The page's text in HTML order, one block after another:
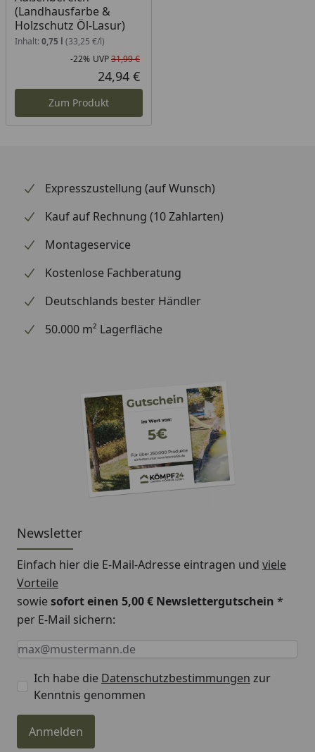
(Landhausfarbe &
Holzschutz Öl-Lasur)
Inhalt: 0,75 l (33,25 €/l)
Rabatt in Prozent
-22%
Ursprünglicher Preis
UVP31,99 €
Aktueller Preis
24,94 €
Zum Produkt
Expresszustellung (auf Wunsch)
Kauf auf Rechnung (10 Zahlarten)
Montageservice
Kostenlose Fachberatung
Deutschlands bester Händler
50.000 m² Lagerfläche
Newsletter
Einfach hier die E-Mail-Adresse eintragen und viele
Vorteile
sowiesofort einen 5,00 € Newslettergutschein *
per E-Mail sichern:
Keine Eingabe erforderlich
Eingabe erforderlich
E-Mail *
Ich habe die Datenschutzbestimmungen zur
Kenntnis genommen
Anmelden